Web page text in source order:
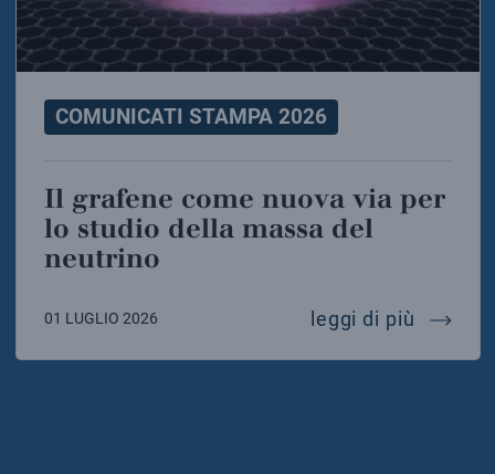
COMUNICATI STAMPA 2026
Il grafene come nuova via per
lo studio della massa del
neutrino
01 LUGLIO 2026 leggi di più il